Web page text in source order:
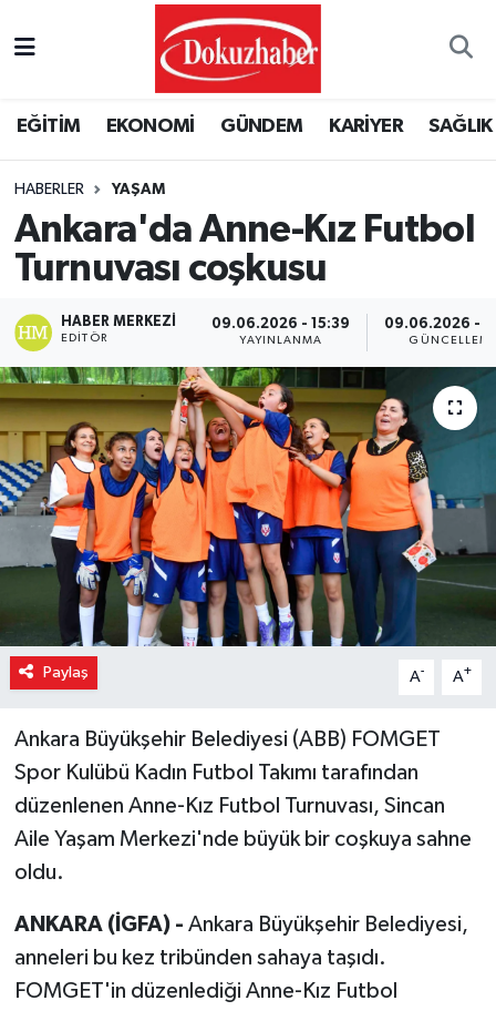
EĞİTİM EKONOMİ GÜNDEM KARİYER SAĞLIK
HABERLER YAŞAM
Ankara'da Anne-Kız Futbol
Turnuvası coşkusu
HABER MERKEZI
EDITÖR
09.06.2026 - 15:39
YAYINLANMA
09.06.2026 -
Paylaş A- A+
Ankara Büyükşehir Belediyesi (ABB) FOMGET
Spor Kulübü Kadın Futbol Takımı tarafından
düzenlenen Anne-Kız Futbol Turnuvası, Sincan
Aile Yaşam Merkezi'nde büyük bir coşkuya sahne
oldu.
ANKARA (İGFA) - Ankara Büyükşehir Belediyesi,
anneleri bu kez tribünden sahaya taşıdı.
FOMGET'in düzenlediği Anne-Kız Futbol
Puan Durumu ve Fikstür
Son Dakika Haberleri
Haber Arşivi